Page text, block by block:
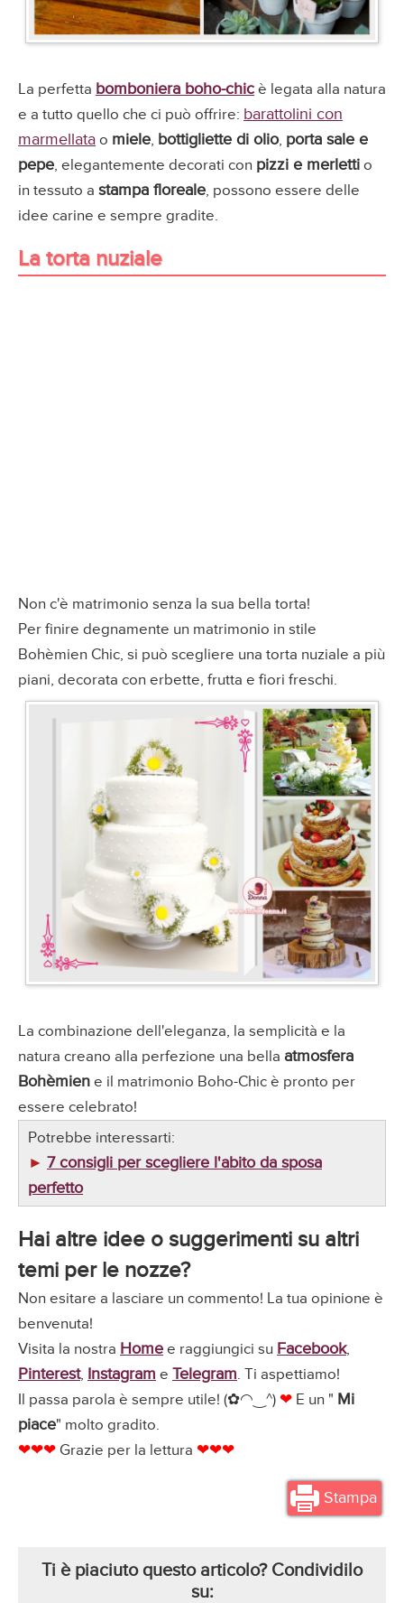
La perfetta bomboniera boho-chic è legata alla natura
e a tutto quello che ci può offrire: barattolini con
marmellata o miele, bottigliette di olio, porta sale e
pepe, elegantemente decorati con pizzi e merletti o
in tessuto a stampa floreale, possono essere delle
idee carine e sempre gradite.
La torta nuziale
Non c'è matrimonio senza la sua bella torta!
Per finire degnamente un matrimonio in stile
Bohèmien Chic, si può scegliere una torta nuziale a più
piani, decorata con erbette, frutta e fiori freschi.
La combinazione dell'eleganza, la semplicità e la
natura creano alla perfezione una bella atmosfera
Bohèmien e il matrimonio Boho-Chic è pronto per
essere celebrato!
Potrebbe interessarti:
► 7 consigli per scegliere l'abito da sposa
perfetto
Hai altre idee o suggerimenti su altri
temi per le nozze?
Non esitare a lasciare un commento! La tua opinione è
benvenuta!
Visita la nostra Home e raggiungici su Facebook,
Pinterest, Instagram e Telegram. Ti aspettiamo!
Il passa parola è sempre utile! (✿◠‿^) ❤ E un " Mi
piace" molto gradito.
❤❤❤ Grazie per la lettura ❤❤❤
Stampa
Ti è piaciuto questo articolo? Condividilo
su: